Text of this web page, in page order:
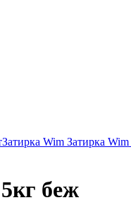
Затирка Wim Затирка
беж